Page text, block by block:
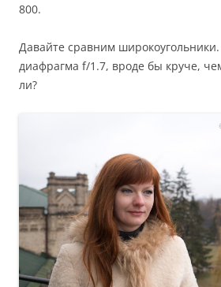
800.
Давайте сравним
диафрагма f/1.7, вроде бы круче,
ли?